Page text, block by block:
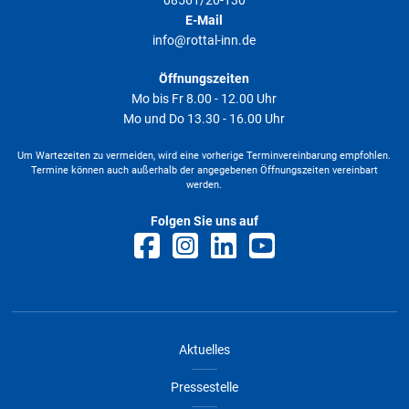
E-Mail
info@rottal-inn.de
Öffnungszeiten
Mo bis Fr 8.00 - 12.00 Uhr
Mo und Do 13.30 - 16.00 Uhr
Um Wartezeiten zu vermeiden, wird eine vorherige Terminvereinbarung empfohlen.
Termine können auch außerhalb der angegebenen Öffnungszeiten vereinbart
werden.
Folgen Sie uns auf
Aktuelles
Pressestelle